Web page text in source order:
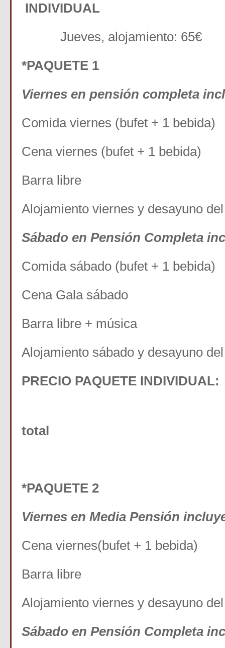
INDIVIDUAL
Jueves, alojamiento: 65€
*PAQUETE 1
Viernes en pensión completa
Comida viernes (bufet + 1 bebida)
Cena viernes (bufet + 1 bebida)
Barra libre
Alojamiento viernes y desayuno
Sábado en Pensión Completa
Comida sábado (bufet + 1 bebida)
Cena Gala sábado
Barra libre + música
Alojamiento sábado y desayuno
PRECIO PAQUETE
total
*PAQUETE 2
Viernes en Media Pensión
Cena viernes(bufet + 1 bebida)
Barra libre
Alojamiento viernes y desayuno
Sábado en Pensión Completa